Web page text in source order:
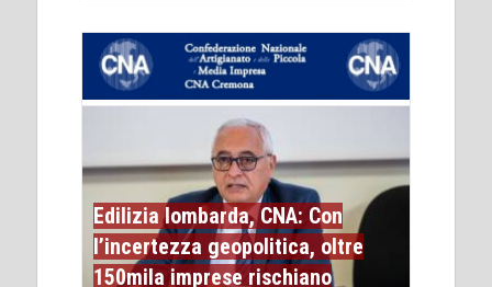
Edilizia lombarda, CNA: Con
l’incertezza geopolitica, oltre
150mila imprese rischiano